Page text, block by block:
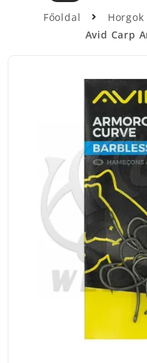
Főoldal Horgok
Avid Carp